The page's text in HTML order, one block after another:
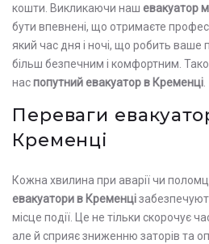
кошти. Викликаючи наш евакуатор
бути впевнені, що отримаєте
який час дня і ночі, що робить ваше
більш безпечним і комфортним.
наспопутний евакуатор в Кременці
Переваги
Кременці
Кожна хвилина при аварії чи
евакуатори в Кременці
місце події. Це не тільки скорочує
але й сприяє зниженню заторів та